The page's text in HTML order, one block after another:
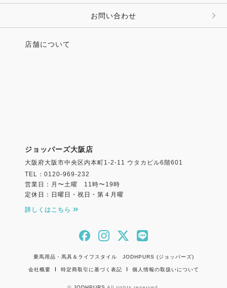
お問い合わせ
店舗について
ジョッパーズ大阪店
大阪府大阪市中央区内本町1-2-11 ウタカビル6階601
TEL：0120-969-232
営業日：月〜土曜 11時〜19時
定休日：日曜日・祝日・第４月曜
詳しくはこちら
乗馬用品・馬具＆ライフスタイル JODHPURS (ジョッパーズ)
会社概要 特定商取引に基づく表記 個人情報の取扱いについて